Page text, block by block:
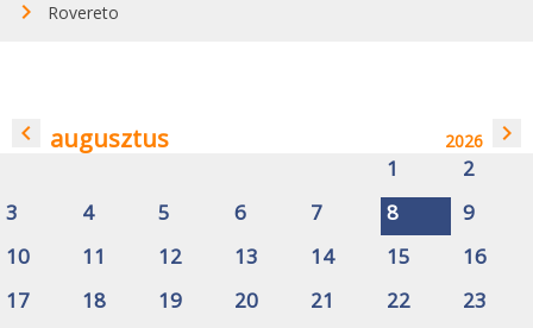
Rovereto
navigate_before augusztus 2026 navigate_next
1
2
3
4 5 6 7 8
9
10
11 12 13 14 15
16
17
18 19 20 21 22 23